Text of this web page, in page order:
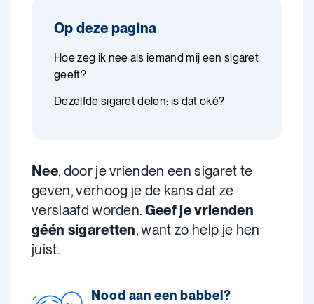
Op deze pagina
Hoe zeg ik nee als iemand mij een sigaret
geeft?
Dezelfde sigaret delen: is dat oké?
Nee, door je vrienden een sigaret te
geven, verhoog je de kans dat ze
verslaafd worden. Geef je vrienden
géén sigaretten, want zo help je hen
juist.
Nood aan een babbel?